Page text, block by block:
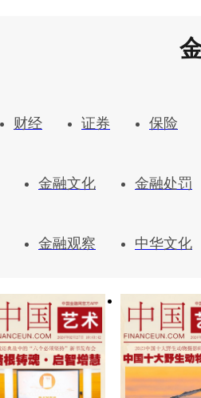
财经 证券 保险
金融文化 金融处罚
金融观察 中华文化